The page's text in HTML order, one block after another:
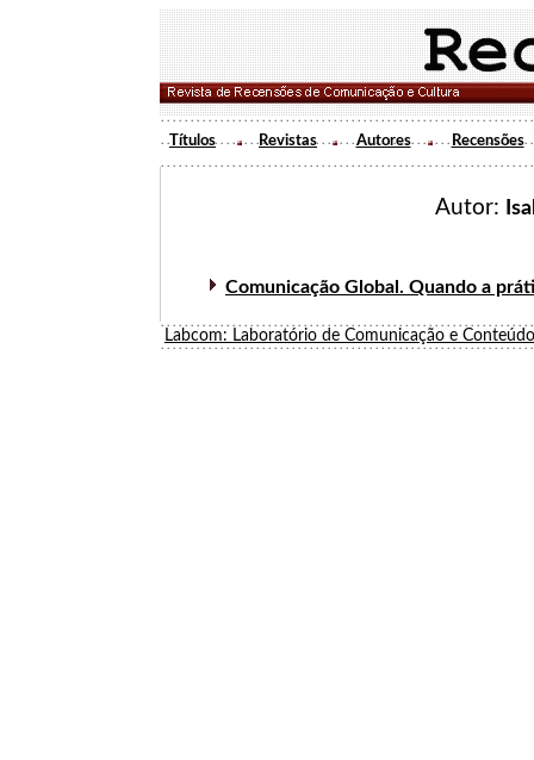
Títulos Revistas Autores Recensões
Autor:
Comunicação Global. Quando a
Labcom: Laboratório de Comunicação e